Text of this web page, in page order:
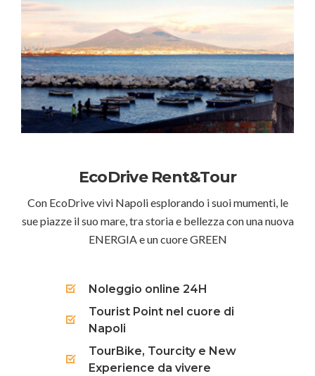
EcoDrive Rent&Tour
Con EcoDrive vivi Napoli esplorando i suoi mumenti, le
sue piazze il suo mare, tra storia e bellezza con una nuova
ENERGIA e un cuore GREEN
Noleggio online 24H
Tourist Point nel cuore di
Napoli
TourBike, Tourcity e New
Experience da vivere